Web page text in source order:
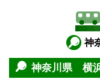
神
神奈川県 横